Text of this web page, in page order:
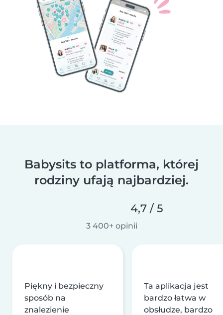
Babysits to platforma, której
rodziny ufają najbardziej.
4,7 / 5
3 400+ opinii
Piękny i bezpieczny
sposób na
znalezienie
Ta aplikacja jest
bardzo łatwa w
obsłudze, bardzo